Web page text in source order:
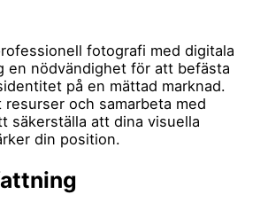
fotografi med digitala
en nödvändighet för att befästa
på en mättad marknad.
resurser och samarbeta med
säkerställa att dina visuella
din position.